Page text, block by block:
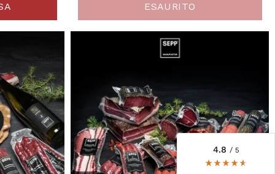
ESAURITO
4.8 / 5
valutazione
recensioni-io
Jörg
Cliente verificato